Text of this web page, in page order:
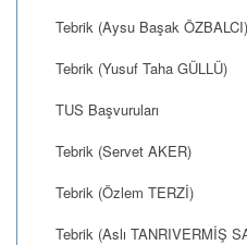
Tebrik (Aysu Başak ÖZBALCI)
Tebrik (Yusuf Taha GÜLLÜ)
TUS Başvuruları
Tebrik (Servet AKER)
Tebrik (Özlem TERZİ)
Tebrik (Aslı TANRIVERMİŞ